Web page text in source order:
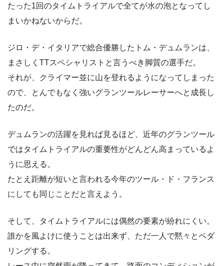
たった1回のタイムトライアルで全てが水の泡となってし
まいかねないからだ。
ジロ・デ・イタリアで総合優勝したトム・デュムランは、
まさしくTTスペシャリストと言うべき脚質の選手だ。
それが、クライマー並に山を登れるようになってしまった
ので、とんでもなく強いグランツールレーサーへと成長し
たのだ。
デュムランの活躍を見れば見るほど、近年のグランツール
ではタイムトライアルの重要性がどんどん高まっているよ
うに思える。
たとえ距離が短いと言われる今年のツール・ド・フランス
にしても同じことだと言えよう。
そして、タイムトライアルには偶然の要素が紛れにくい。
誰かを風よけに使うことは出来ず、ただ一人で黙々とペダ
リングする。